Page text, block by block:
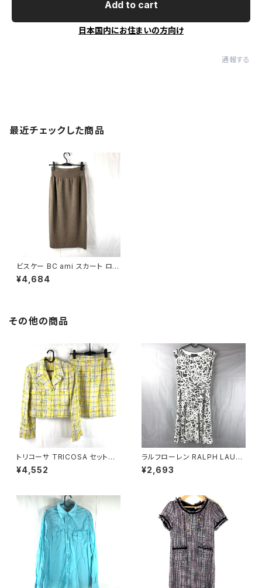
Add to cart
日本国内にお住まいの方向け
通報する
最近チェックした商品
ビスケー BC ami スカート ロン
グ 日本製 ブラウン系 11サイズ
918168
¥4,684
その他の商品
トリコーサ TRICOSA セットア
ップ スーツ ジャケット スカート
肩パッド 黄色 日本製 42サイズ
¥4,552
ラルフローレン RALPH LAURE
N ワンピース ノースリーブ 花柄
フレア 白 グレー系 2Pサイズ 9
¥2,693